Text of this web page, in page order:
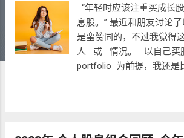
“年轻时应该注重买成长
息股。” 最近和朋友讨论
是蛮赞同的，不过我觉得
人 或 情况。 以自己买
portfolio 为前提，我还是